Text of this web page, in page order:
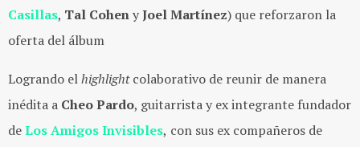
Casillas, Tal CohenyJoel Martínez) que reforzaron la
oferta del álbum
Logrando elhighlightcolaborativo de reunir de manera
inédita a Cheo Pardo, guitarrista y ex integrante fundador
deLos Amigos Invisibles, con sus ex compañeros de